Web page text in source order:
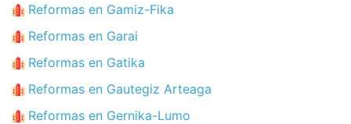
Reformas en Gamiz-Fika
Reformas en Garai
Reformas en Gatika
Reformas en Gautegiz Arteaga
Reformas en Gernika-Lumo